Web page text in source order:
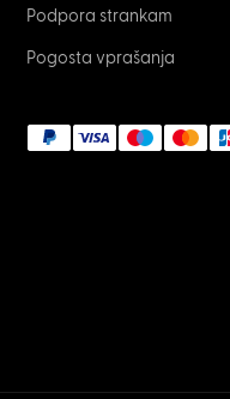
Podpora strankam
Pogosta vprašanja